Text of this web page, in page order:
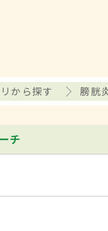
から探す 膀胱
チ